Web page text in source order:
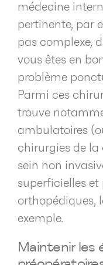
médecine
pertinente, par
pas complexe,
vous êtes en
problème
Parmi ces
trouve
ambulatoires
chirurgies de la
sein non
superficielles
orthopédiques,
exemple.
Maintenir les